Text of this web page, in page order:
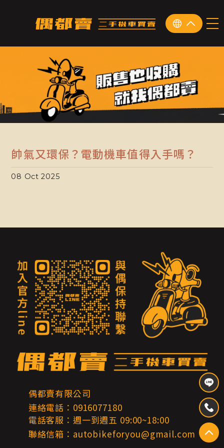
帥氣又環保？電動機車值得入手嗎？
08 Oct 2025
偶都賣有限公司
連絡電話：0916077180
電話客服：週一到週五 09:00~18:00
聯絡信箱：autobikeforyou@gmail.com